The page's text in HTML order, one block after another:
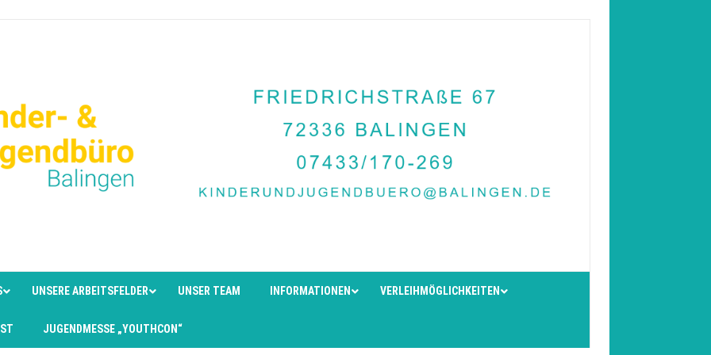
UNSERE ARBEITSFELDER UNSER TEAM INFORMATIONEN VERLEIHMÖGLICHKEITEN
JUGENDMESSE „YOUTHCON“